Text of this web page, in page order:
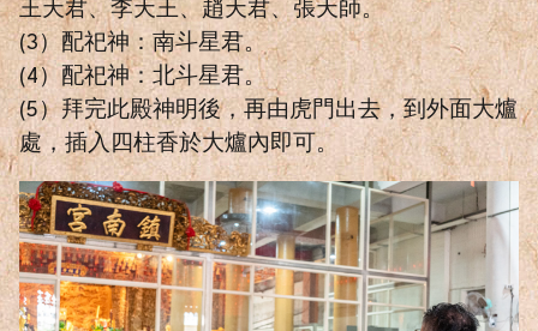
王天君、李天王、趙天君、張天師。
(3）配祀神：南斗星君。
(4）配祀神：北斗星君。
(5）拜完此殿神明後，再由虎門出去，到外面大爐
處，插入四柱香於大爐內即可。